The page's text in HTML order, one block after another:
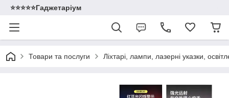
⭐️⭐️⭐️⭐️⭐️Гаджетаріум
Товари та послуги Ліхтарі, лампи, лазерні указки,